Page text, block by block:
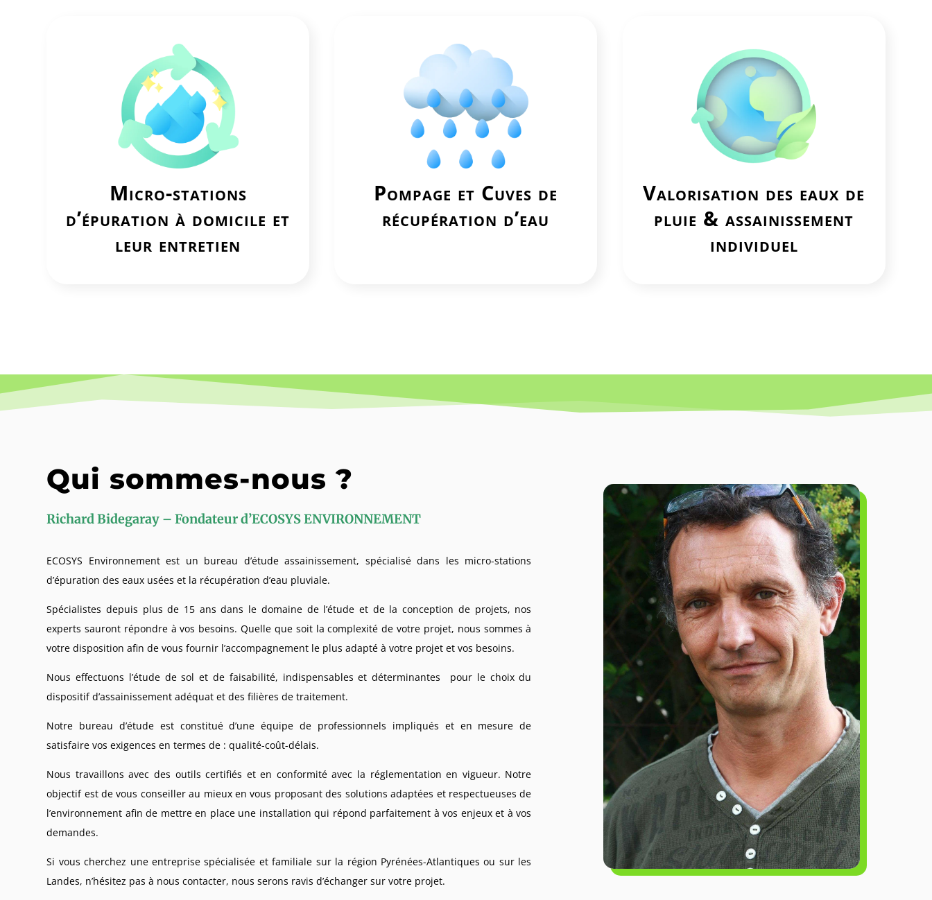
Micro-stations
d’épuration à domicile et
leur entretien
Pompage et Cuves de
récupération d’eau
Valorisation des eaux de
pluie & assainissement
individuel
Qui sommes-nous ?
Richard Bidegaray – Fondateur d’ECOSYS ENVIRONNEMENT
ECOSYS Environnement est un bureau d’étude assainissement, spécialisé dans les micro-stations
d’épuration des eaux usées et la récupération d’eau pluviale.
Spécialistes depuis plus de 15 ans dans le domaine de l’étude et de la conception de projets, nos
experts sauront répondre à vos besoins. Quelle que soit la complexité de votre projet, nous sommes à
votre disposition afin de vous fournir l’accompagnement le plus adapté à votre projet et vos besoins.
Nous effectuons l’étude de sol et de faisabilité, indispensables et déterminantes pour le choix du
dispositif d’assainissement adéquat et des filières de traitement.
Notre bureau d’étude est constitué d’une équipe de professionnels impliqués et en mesure de
satisfaire vos exigences en termes de : qualité-coût-délais.
Nous travaillons avec des outils certifiés et en conformité avec la réglementation en vigueur. Notre
objectif est de vous conseiller au mieux en vous proposant des solutions adaptées et respectueuses de
l’environnement afin de mettre en place une installation qui répond parfaitement à vos enjeux et à vos
demandes.
Si vous cherchez une entreprise spécialisée et familiale sur la région Pyrénées-Atlantiques ou sur les
Landes, n’hésitez pas à nous contacter, nous serons ravis d’échanger sur votre projet.